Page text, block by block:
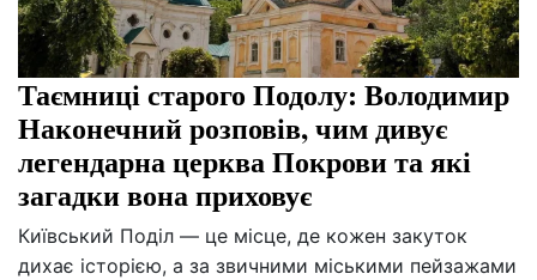
Таємниці старого Подолу: Володимир
Наконечний розповів, чим дивує
легендарна церква Покрови та які
загадки вона приховує
Київський Поділ — це місце, де кожен закуток
дихає історією, а за звичними міськими пейзажами